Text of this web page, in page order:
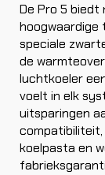
De Pro 5
hoogwaardige
speciale
de
luchtkoeler
voelt in elk
uitsparingen
koelpasta en